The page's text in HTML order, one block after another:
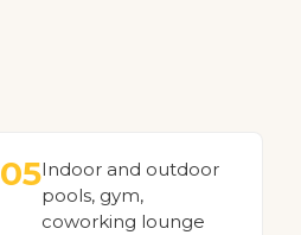
05Indoor and outdoor
pools, gym,
coworking lounge